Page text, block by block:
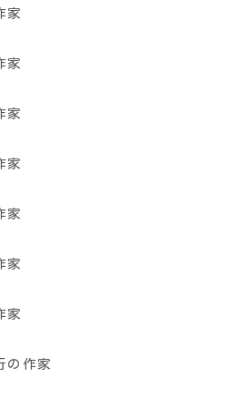
家
家
家
家
家
家
家
の作家